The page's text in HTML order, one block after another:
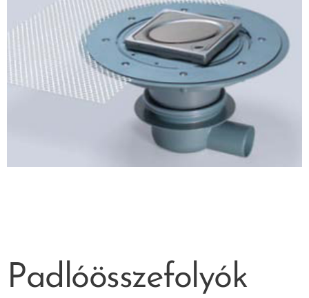
Padlóösszefolyók